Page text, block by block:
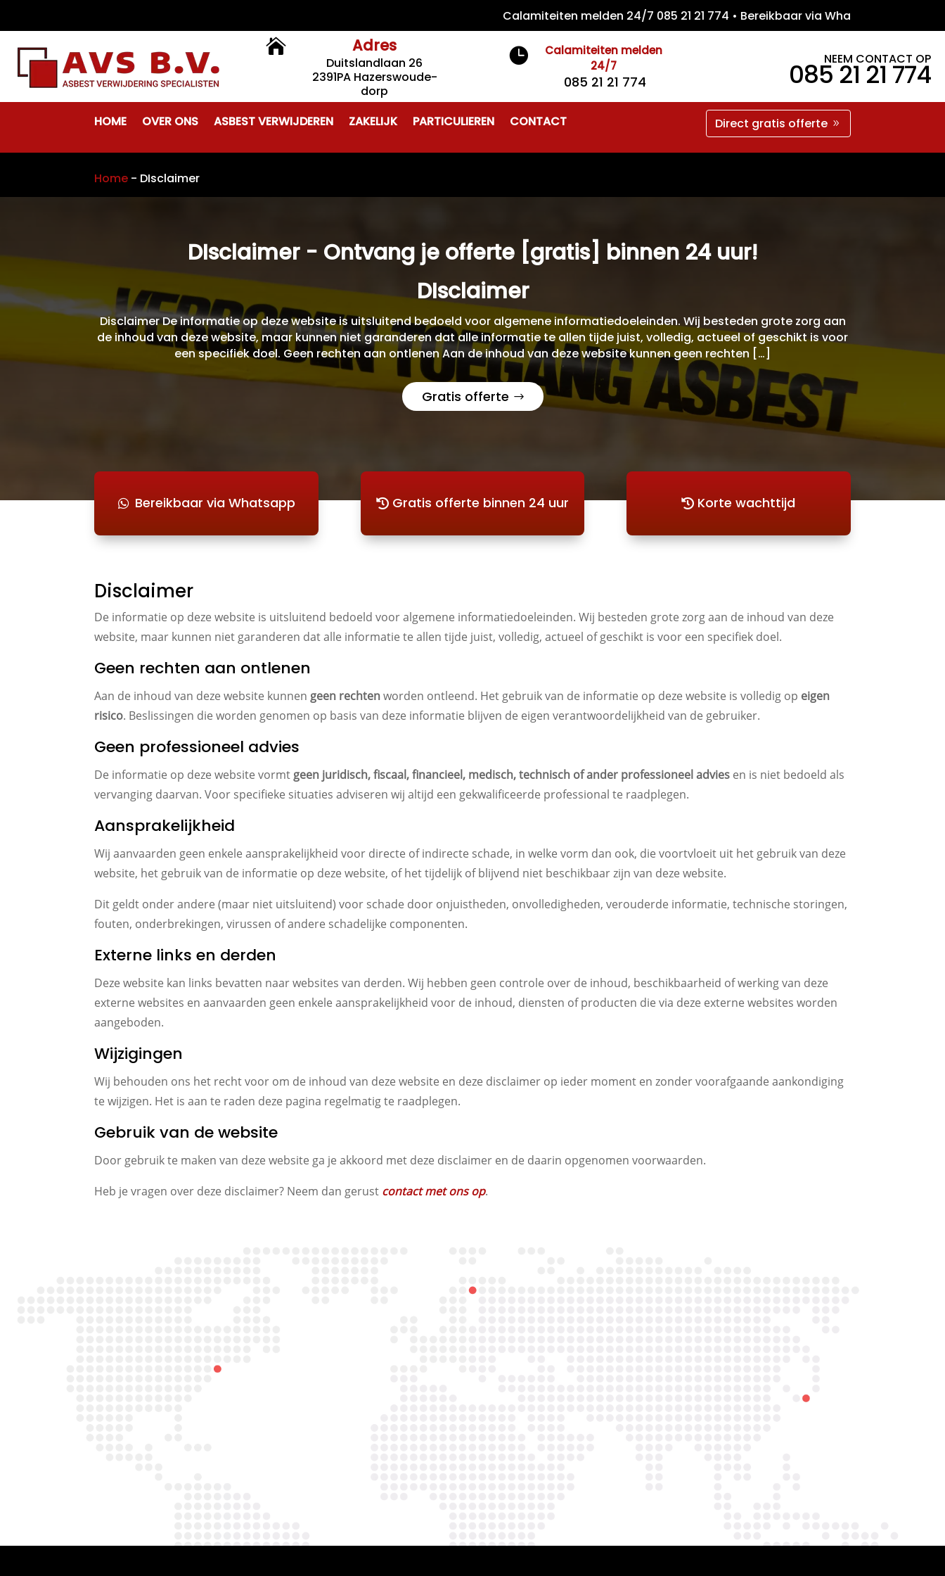
Calamiteiten melden 24/7 085 21 21 774 • Bereikbaar via
 Adres
Duitslandlaan 26
2391PA Hazerswoude-
dorp

Calamiteiten melden
24/7
085 21 21 774
NEEM CONTACT OP
085 21 21 774
HOME OVER ONS ASBEST VERWIJDEREN ZAKELIJK PARTICULIEREN CONTACT Direct gratis offerte
Home - DIsclaimer
DIsclaimer - Ontvang je offerte [gratis] binnen 24 uur!
DIsclaimer
Disclaimer De informatie op deze website is uitsluitend bedoeld voor algemene informatiedoeleinden. Wij besteden grote zorg aan
de inhoud van deze website, maar kunnen niet garanderen dat alle informatie te allen tijde juist, volledig, actueel of geschikt is voor
een specifiek doel. Geen rechten aan ontlenen Aan de inhoud van deze website kunnen geen rechten […]
Gratis offerte
Bereikbaar via Whatsapp Gratis offerte binnen 24 uur Korte wachttijd
Disclaimer
De informatie op deze website is uitsluitend bedoeld voor algemene informatiedoeleinden. Wij besteden grote zorg aan de inhoud van deze
website, maar kunnen niet garanderen dat alle informatie te allen tijde juist, volledig, actueel of geschikt is voor een specifiek doel.
Geen rechten aan ontlenen
Aan de inhoud van deze website kunnen geen rechtenworden ontleend. Het gebruik van de informatie op deze website is volledig op eigen
risico. Beslissingen die worden genomen op basis van deze informatie blijven de eigen verantwoordelijkheid van de gebruiker.
Geen professioneel advies
De informatie op deze website vormt geen juridisch, fiscaal, financieel, medisch, technisch of ander professioneel advies en is niet bedoeld als
vervanging daarvan. Voor specifieke situaties adviseren wij altijd een gekwalificeerde professional te raadplegen.
Aansprakelijkheid
Wij aanvaarden geen enkele aansprakelijkheid voor directe of indirecte schade, in welke vorm dan ook, die voortvloeit uit het gebruik van deze
website, het gebruik van de informatie op deze website, of het tijdelijk of blijvend niet beschikbaar zijn van deze website.
Dit geldt onder andere (maar niet uitsluitend) voor schade door onjuistheden, onvolledigheden, verouderde informatie, technische storingen,
fouten, onderbrekingen, virussen of andere schadelijke componenten.
Externe links en derden
Deze website kan links bevatten naar websites van derden. Wij hebben geen controle over de inhoud, beschikbaarheid of werking van deze
externe websites en aanvaarden geen enkele aansprakelijkheid voor de inhoud, diensten of producten die via deze externe websites worden
aangeboden.
Wijzigingen
Wij behouden ons het recht voor om de inhoud van deze website en deze disclaimer op ieder moment en zonder voorafgaande aankondiging
te wijzigen. Het is aan te raden deze pagina regelmatig te raadplegen.
Gebruik van de website
Door gebruik te maken van deze website ga je akkoord met deze disclaimer en de daarin opgenomen voorwaarden.
Heb je vragen over deze disclaimer? Neem dan gerust contact met ons op.
Telefoon/Whatsapp